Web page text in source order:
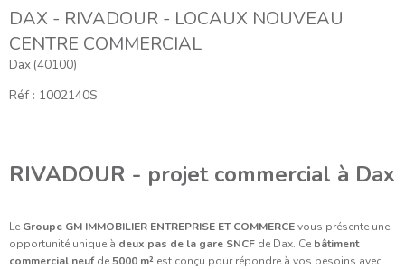
DAX - RIVADOUR - LOCAUX NOUVEAU
CENTRE COMMERCIAL
Dax (40100)
Réf : 1002140S
RIVADOUR - projet commercial à Dax
Le Groupe GM IMMOBILIER ENTREPRISE ET COMMERCEvous présente une
opportunité unique à deux pas de la gare SNCF de Dax. Ce bâtiment
commercial neufde5000 m² est conçu pour répondre à vos besoins avec